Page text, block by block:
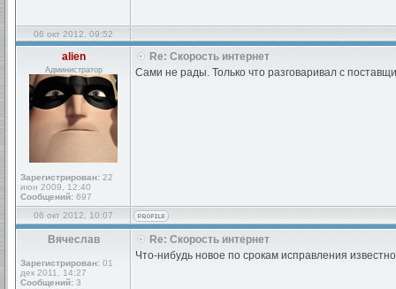
06 окт 2012, 09:52
alien
Администратор
Зарегистрирован: 22
июн 2009, 12:40
Сообщений: 697
Re: Скорость интернет
Сами не рады. Только что разговаривал с
06 окт 2012, 10:07
Вячеслав
Зарегистрирован: 01
дек 2011, 14:27
Сообщений: 3
Re: Скорость интернет
Что-нибудь новое по срокам исправления